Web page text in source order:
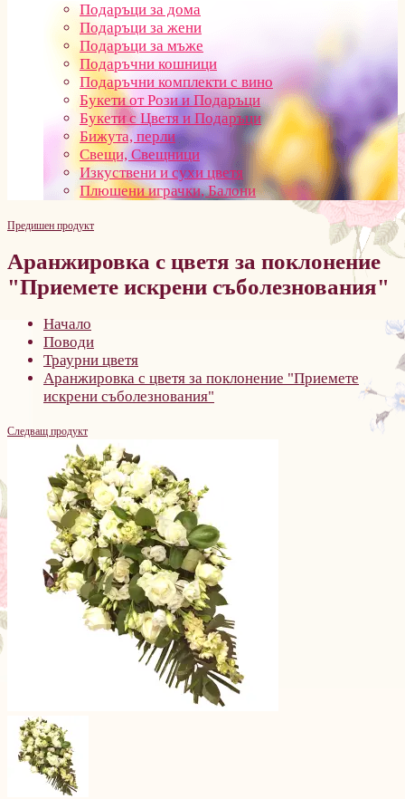
Подаръци за дома
Подаръци за жени
Подаръци за мъже
Подаръчни кошници
Подаръчни комплекти с вино
Букети от Рози и Подаръци
Букети с Цветя и Подаръци
Бижута, перли
Свещи, Свещници
Изкуствени и сухи цветя
Плюшени играчки, Балони
Предишен продукт
Аранжировка с цветя за поклонение
"Приемете искрени съболезнования"
Начало
Поводи
Траурни цветя
Аранжировка с цветя за поклонение "Приемете
искрени съболезнования"
Следващ продукт